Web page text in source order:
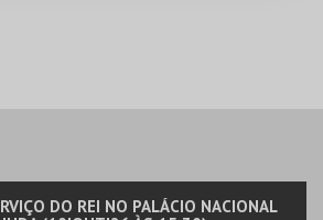
DO REI NO PALÁCIO NACIONAL